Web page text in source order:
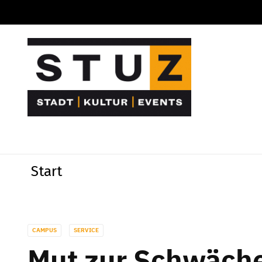
Start
CAMPUS SERVICE